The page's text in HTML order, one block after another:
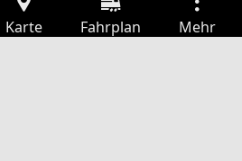
Karte Fahrplan Mehr